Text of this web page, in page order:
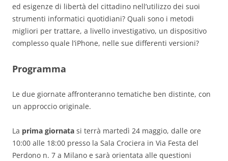
ed esigenze di libertà del cittadino nell’utilizzo dei suoi
strumenti informatici quotidiani? Quali sono i metodi
migliori per trattare, a livello investigativo, un dispositivo
complesso quale l’iPhone, nelle sue differenti versioni?
Programma
Le due giornate affronteranno tematiche ben distinte, con
un approccio originale.
La prima giornata si terrà martedì 24 maggio, dalle ore
10:00 alle 18:00 presso la Sala Crociera in Via Festa del
Perdono n. 7 a Milano e sarà orientata alle questioni